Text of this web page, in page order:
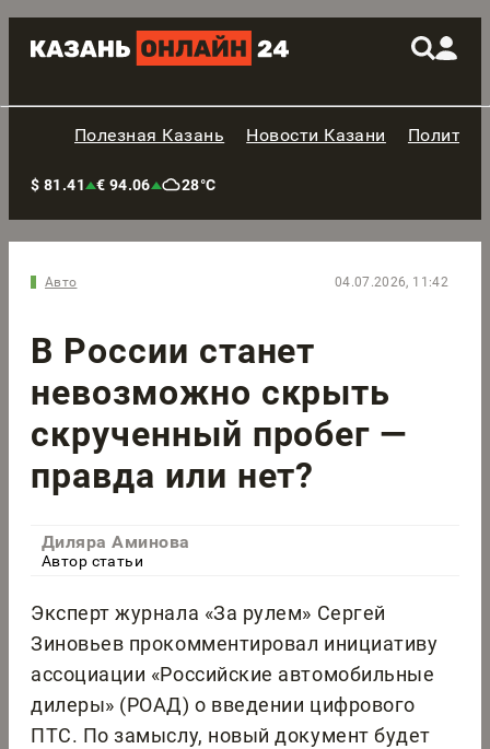
Полезная Казань Новости Казани
$ 81.41 € 94.06 28°C
Авто 04.07.2026, 11:42
В России станет
невозможно скрыть
скрученный пробег —
правда или нет?
Диляра Аминова
Автор статьи
Эксперт журнала «За рулем» Сергей
Зиновьев прокомментировал инициативу
ассоциации «Российские автомобильные
дилеры» (РОАД) о введении цифрового
ПТС. По замыслу, новый документ будет